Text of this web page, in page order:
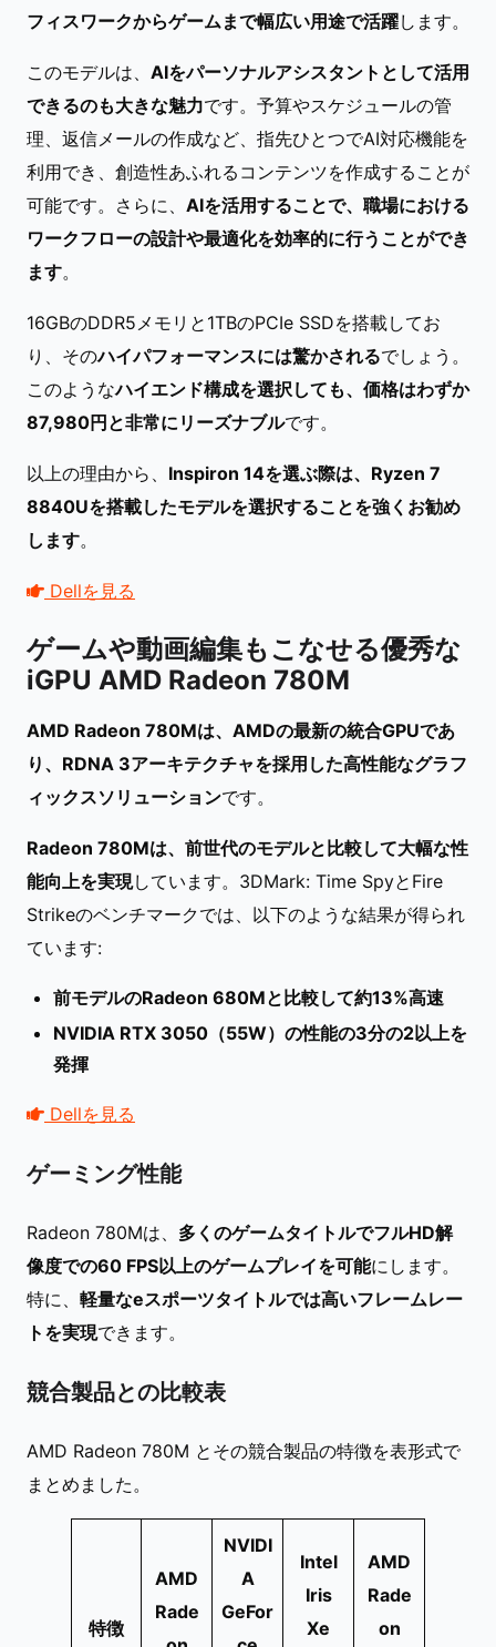
フィスワークからゲームまで幅広い用途で活躍します。
このモデルは、 AIをパーソナルアシスタントとして活用
できるのも大きな魅力です。予算やスケジュールの管
理、返信メールの作成など、指先ひとつでAI対応機能を
利用でき、創造性あふれるコンテンツを作成することが
可能です。さらに、 AIを活用することで、職場における
ワークフローの設計や最適化を効率的に行うことができ
ます。
16GBのDDR5メモリと1TBのPCIe SSDを搭載してお
り、そのハイパフォーマンスには驚かされるでしょう。
このようなハイエンド構成を選択しても、価格はわずか
87,980円と非常にリーズナブルです。
以上の理由から、 Inspiron 14を選ぶ際は、Ryzen 7
8840Uを搭載したモデルを選択することを強くお勧め
します。
Dellを見る
ゲームや動画編集もこなせる優秀な
iGPU AMD Radeon 780M
AMD Radeon 780Mは、AMDの最新の統合GPUであ
り、RDNA 3アーキテクチャを採用した高性能なグラフ
ィックスソリューションです。
Radeon 780Mは、前世代のモデルと比較して大幅な性
能向上を実現しています。3DMark: Time SpyとFire
Strikeのベンチマークでは、以下のような結果が得られ
ています:
前モデルのRadeon 680Mと比較して約13%高速
NVIDIA RTX 3050（55W）の性能の3分の2以上を
発揮
Dellを見る
ゲーミング性能
Radeon 780Mは、 多くのゲームタイトルでフルHD解
像度での60 FPS以上のゲームプレイを可能にします。
特に、 軽量なeスポーツタイトルでは高いフレームレー
トを実現できます。
競合製品との比較表
AMD Radeon 780M とその競合製品の特徴を表形式で
まとめました。
特徴
AMD
Rade
NVIDI
A
GeFor
Intel
Iris
Xe
AMD
Rade
on